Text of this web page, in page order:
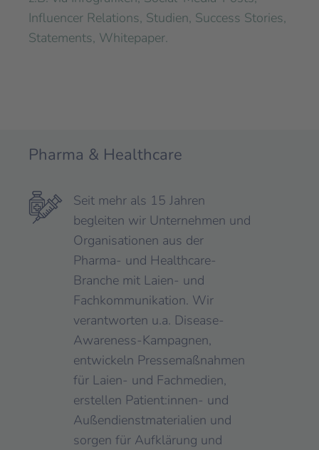
Influencer Relations, Studien, Success Stories,
Statements, Whitepaper.
Pharma & Healthcare
Seit mehr als 15 Jahren
begleiten wir Unternehmen und
Organisationen aus der
Pharma- und Healthcare-
Branche mit Laien- und
Fachkommunikation. Wir
verantworten u.a. Disease-
Awareness-Kampagnen,
entwickeln Pressemaßnahmen
für Laien- und Fachmedien,
erstellen Patient:innen- und
Außendienstmaterialien und
sorgen für Aufklärung und